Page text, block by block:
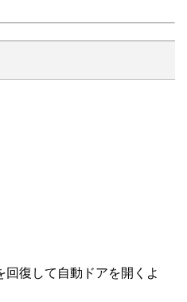
回復して自動ドアを開くよ